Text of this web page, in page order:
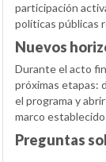
participación
políticas públicas
Nuevos
Durante el acto
próximas etapas:
el programa y
marco
Preguntas